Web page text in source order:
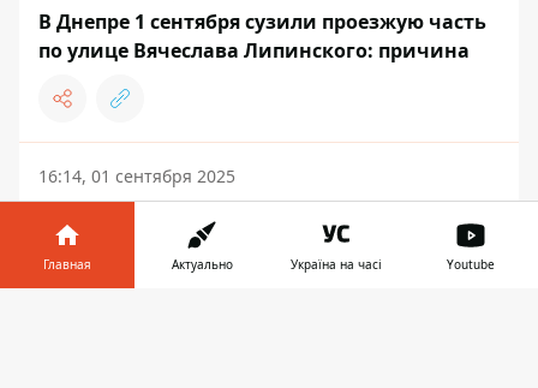
В Днепре 1 сентября сузили проезжую часть
по улице Вячеслава Липинского: причина
16:14, 01 сентября 2025
Мобилизация 50+ усилится в сентябре:
известный адвокат указал 4 категории,
которым готовят повестки
Главная Актуально Україна на часі Youtube